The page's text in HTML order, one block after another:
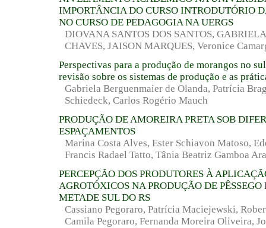
IMPORTÂNCIA DO CURSO INTRODUTÓRIO
NO CURSO DE PEDAGOGIA NA UERGS
DIOVANA SANTOS DOS SANTOS,
CHAVES, JAISON MARQUES, Veronice
Perspectivas para a produção de morangos no
revisão sobre os sistemas de produção e as
Gabriela Berguenmaier de Olanda, Patrícia
Schiedeck, Carlos Rogério Mauch
PRODUÇÃO DE AMOREIRA PRETA SOB
ESPAÇAMENTOS
Marina Costa Alves, Ester Schiavon Matoso,
Francis Radael Tatto, Tânia Beatriz Gamboa
PERCEPÇÃO DOS PRODUTORES À
AGROTÓXICOS NA PRODUÇÃO DE
METADE SUL DO RS
Cassiano Pegoraro, Patrícia Maciejewski,
Camila Pegoraro, Fernanda Moreira Oliveira,